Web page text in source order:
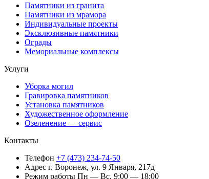
Памятники из гранита
Памятники из мрамора
Индивидуальные проекты
Эксклюзивные памятники
Ограды
Мемориальные комплексы
Услуги
Уборка могил
Гравировка памятников
Установка памятников
Художественное оформление
Озеленение — сервис
Контакты
Телефон +7 (473) 234-74-50
Адрес г. Воронеж, ул. 9 Января, 217д
Режим работы Пн — Вс, 9:00 — 18:00